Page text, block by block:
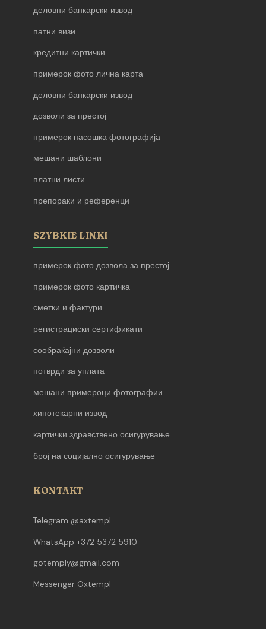
деловни банкарски извод
патни визи
кредитни картички
примерок фото лична карта
деловни банкарски извод
дозволи за престој
примерок пасошка фотографија
мешани шаблони
платни листи
препораки и референци
SZYBKIE LINKI
примерок фото дозвола за престој
примерок фото картичка
сметки и фактури
регистрациски сертификати
сообраќајни дозволи
потврди за уплата
мешани примероци фотографии
хипотекарни извод
картички здравствено осигурување
број на социјално осигурување
KONTAKT
Telegram @axtempl
WhatsApp +372 5372 5910
gotemply@gmail.com
Messenger Oxtempl